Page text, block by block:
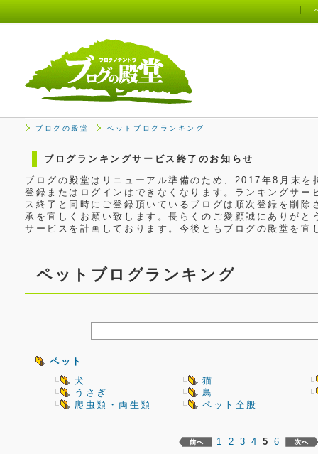
ブログの殿堂 ペットブログランキング
ブログランキングサービス終了のお知らせ
ブログの殿堂はリニューアル準備のため、2017年8月末
登録またはログインはできなくなります。ランキングサ
ス終了と同時にご登録頂いているブログは順次登録を削
承を宜しくお願い致します。長らくのご愛顧誠にありが
サービスを計画しております。今後ともブログの殿堂を宜
ペットブログランキング
ペット
犬
猫
うさぎ
鳥
爬虫類・両生類
ペット全般
1 2 3 4 5 6